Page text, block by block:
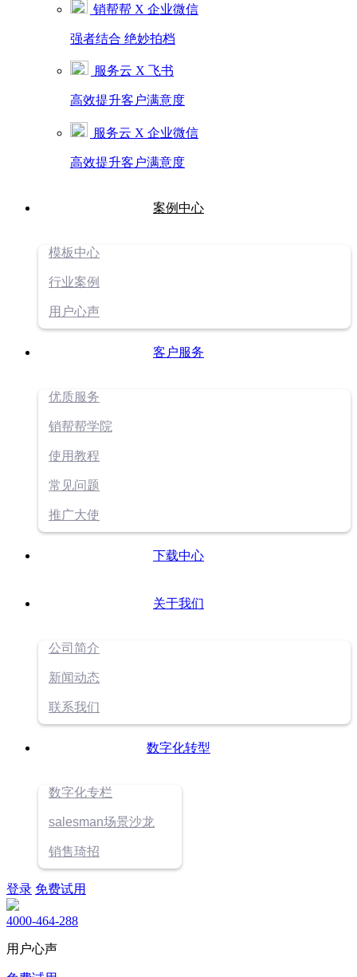
销帮帮 X 企业微信
强者结合 绝妙拍档
服务云 X 飞书
高效提升客户满意度
服务云 X 企业微信
高效提升客户满意度
案例中心
模板中心
行业案例
用户心声
客户服务
优质服务
销帮帮学院
使用教程
常见问题
推广大使
下载中心
关于我们
公司简介
新闻动态
联系我们
数字化转型
数字化专栏
salesman场景沙龙
销售琦招
登录 免费试用
4000-464-288
用户心声